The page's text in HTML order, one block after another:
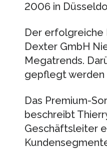
2006 in
Der erfolgreiche
Dexter GmbH
Megatrends.
gepflegt werden
Das Premium-
beschreibt
Geschäftsleiter